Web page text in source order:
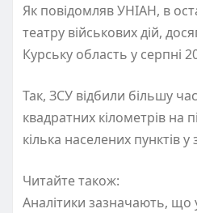
Як повідомляв УНІАН, в
театру військових дій,
Курську область у серпні
Так, ЗСУ відбили більшу
квадратних кілометрів на
кілька населених пунктів у
Читайте також:
Аналітики зазначають, що